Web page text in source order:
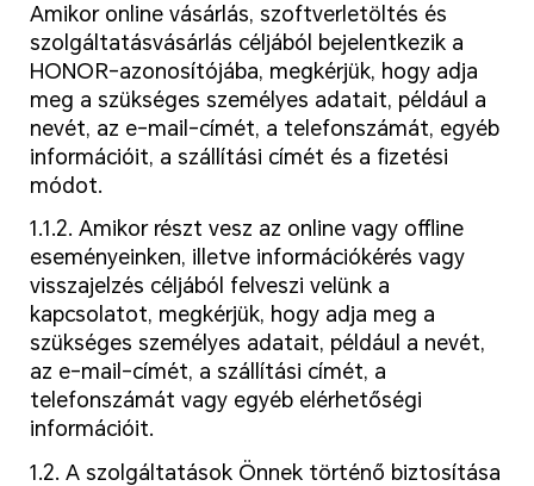
Amikor online vásárlás, szoftverletöltés és
szolgáltatásvásárlás céljából bejelentkezik a
HONOR-azonosítójába, megkérjük, hogy adja
meg a szükséges személyes adatait, például a
nevét, az e-mail-címét, a telefonszámát, egyéb
információit, a szállítási címét és a fizetési
módot.
1.1.2. Amikor részt vesz az online vagy offline
eseményeinken, illetve információkérés vagy
visszajelzés céljából felveszi velünk a
kapcsolatot, megkérjük, hogy adja meg a
szükséges személyes adatait, például a nevét,
az e-mail-címét, a szállítási címét, a
telefonszámát vagy egyéb elérhetőségi
információit.
1.2. A szolgáltatások Önnek történő biztosítása